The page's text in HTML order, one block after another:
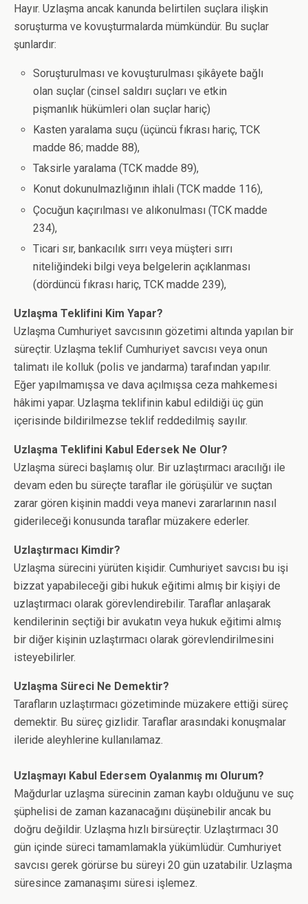
Hayır. Uzlaşma ancak kanunda belirtilen suçlara ilişkin
soruşturma ve kovuşturmalarda mümkündür. Bu suçlar
şunlardır:
Soruşturulması ve kovuşturulması şikâyete bağlı
olan suçlar (cinsel saldırı suçları ve etkin
pişmanlık hükümleri olan suçlar hariç)
Kasten yaralama suçu (üçüncü fıkrası hariç, TCK
madde 86; madde 88),
Taksirle yaralama (TCK madde 89),
Konut dokunulmazlığının ihlali (TCK madde 116),
Çocuğun kaçırılması ve alıkonulması (TCK madde
234),
Ticari sır, bankacılık sırrı veya müşteri sırrı
niteliğindeki bilgi veya belgelerin açıklanması
(dördüncü fıkrası hariç, TCK madde 239),
Uzlaşma Teklifini Kim Yapar?
Uzlaşma Cumhuriyet savcısının gözetimi altında yapılan bir
süreçtir. Uzlaşma teklif Cumhuriyet savcısı veya onun
talimatı ile kolluk (polis ve jandarma) tarafından yapılır.
Eğer yapılmamışsa ve dava açılmışsa ceza mahkemesi
hâkimi yapar. Uzlaşma teklifinin kabul edildiği üç gün
içerisinde bildirilmezse teklif reddedilmiş sayılır.
Uzlaşma Teklifini Kabul Edersek Ne Olur?
Uzlaşma süreci başlamış olur. Bir uzlaştırmacı aracılığı ile
devam eden bu süreçte taraflar ile görüşülür ve suçtan
zarar gören kişinin maddi veya manevi zararlarının nasıl
giderileceği konusunda taraflar müzakere ederler.
Uzlaştırmacı Kimdir?
Uzlaşma sürecini yürüten kişidir. Cumhuriyet savcısı bu işi
bizzat yapabileceği gibi hukuk eğitimi almış bir kişiyi de
uzlaştırmacı olarak görevlendirebilir. Taraflar anlaşarak
kendilerinin seçtiği bir avukatın veya hukuk eğitimi almış
bir diğer kişinin uzlaştırmacı olarak görevlendirilmesini
isteyebilirler.
Uzlaşma Süreci Ne Demektir?
Tarafların uzlaştırmacı gözetiminde müzakere ettiği süreç
demektir. Bu süreç gizlidir. Taraflar arasındaki konuşmalar
ileride aleyhlerine kullanılamaz.
Uzlaşmayı Kabul Edersem Oyalanmış mı Olurum?
Mağdurlar uzlaşma sürecinin zaman kaybı olduğunu ve suç
şüphelisi de zaman kazanacağını düşünebilir ancak bu
doğru değildir. Uzlaşma hızlı birsüreçtir. Uzlaştırmacı 30
gün içinde süreci tamamlamakla yükümlüdür. Cumhuriyet
savcısı gerek görürse bu süreyi 20 gün uzatabilir. Uzlaşma
süresince zamanaşımı süresi işlemez.